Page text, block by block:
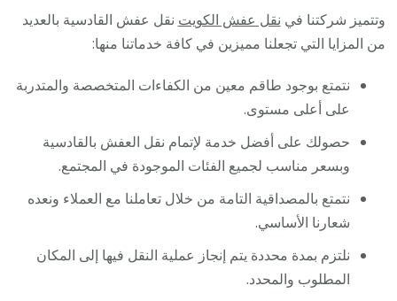
وتتميز شركتنا في نقل عفش الكويت نقل عفش القادسية بالعديد
من المزايا التي تجعلنا مميزين في كافة خدماتنا منها:
نتمتع بوجود طاقم معين من الكفاءات المتخصصة والمتدربة
على أعلى مستوى.
حصولك على أفضل خدمة لإتمام نقل العفش بالقادسية
وبسعر مناسب لجميع الفئات الموجودة في المجتمع.
نتمتع بالمصداقية التامة من خلال تعاملنا مع العملاء ونعده
شعارنا الأساسي.
نلتزم بمدة محددة يتم إنجاز عملية النقل فيها إلى المكان
المطلوب والمحدد.